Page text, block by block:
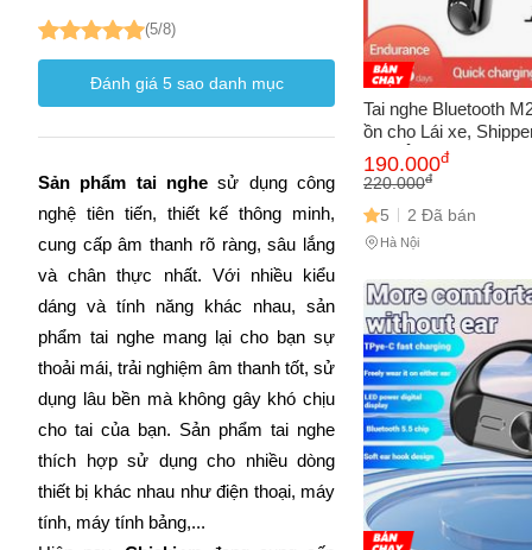
(5/8)
Đánh giá 5sao danh mục
Sản phẩm tai nghe sử dụng công
nghệ tiên tiến, thiết kế thông minh,
cung cấp âm thanh rõ ràng, sâu lắng
và chân thực nhất. Với nhiều kiểu
dáng và tính năng khác nhau, sản
phẩm tai nghe mang lại cho bạn sự
thoải mái, trải nghiệm âm thanh tốt, sử
dụng lâu bền mà không gây khó chịu
cho tai của bạn. Sản phẩm tai nghe
thích hợp sử dụng cho nhiều dòng
thiết bị khác nhau như điện thoại, máy
tính, máy tính bảng,...
Tai nghe Bluetooth
ồn cho Lái xe,
trâu, Âm thanh
cao, Thiết kế
190.000đ
220.000đ
5 2 Đã bán
Hà Nội